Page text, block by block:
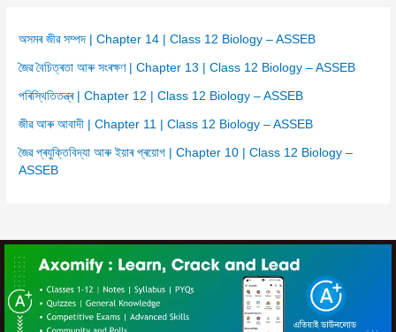
অসমৰ জীৱ সম্পদ | Chapter 14 | Class 12 Biology – ASSEB
জৈৱ বৈচিত্ৰতা আৰু সংৰক্ষণ | Chapter 13 | Class 12 Biology – ASSEB
পৰিস্থিতিতন্ত্ৰ | Chapter 12 | Class 12 Biology – ASSEB
জীৱ আৰু আবাদী | Chapter 11 | Class 12 Biology – ASSEB
জৈৱ প্ৰযুক্তিবিদ্যা আৰু ইয়াৰ প্ৰয়োগ | Chapter 10 | Class 12 Biology –
ASSEB